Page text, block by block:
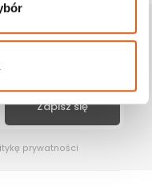
i promocjami.
prywatności